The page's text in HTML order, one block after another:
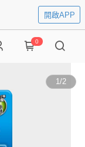
開啟APP
0
1/2